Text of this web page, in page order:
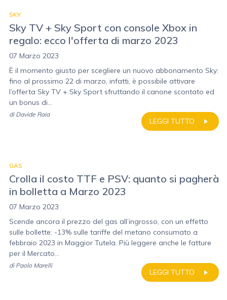
SKY
Sky TV + Sky Sport con console Xbox in
regalo: ecco l'offerta di marzo 2023
07 Marzo 2023
È il momento giusto per scegliere un nuovo abbonamento Sky:
fino al prossimo 22 di marzo, infatti, è possibile attivare
l’offerta Sky TV + Sky Sport sfruttando il canone scontato ed
un bonus di...
LEGGI TUTTO
di Davide Raia
GAS
Crolla il costo TTF e PSV: quanto si pagherà
in bolletta a Marzo 2023
07 Marzo 2023
Scende ancora il prezzo del gas all’ingrosso, con un effetto
sulle bollette: -13% sulle tariffe del metano consumato a
febbraio 2023 in Maggior Tutela. Più leggere anche le fatture
per il Mercato...
LEGGI TUTTO
di Paolo Marelli